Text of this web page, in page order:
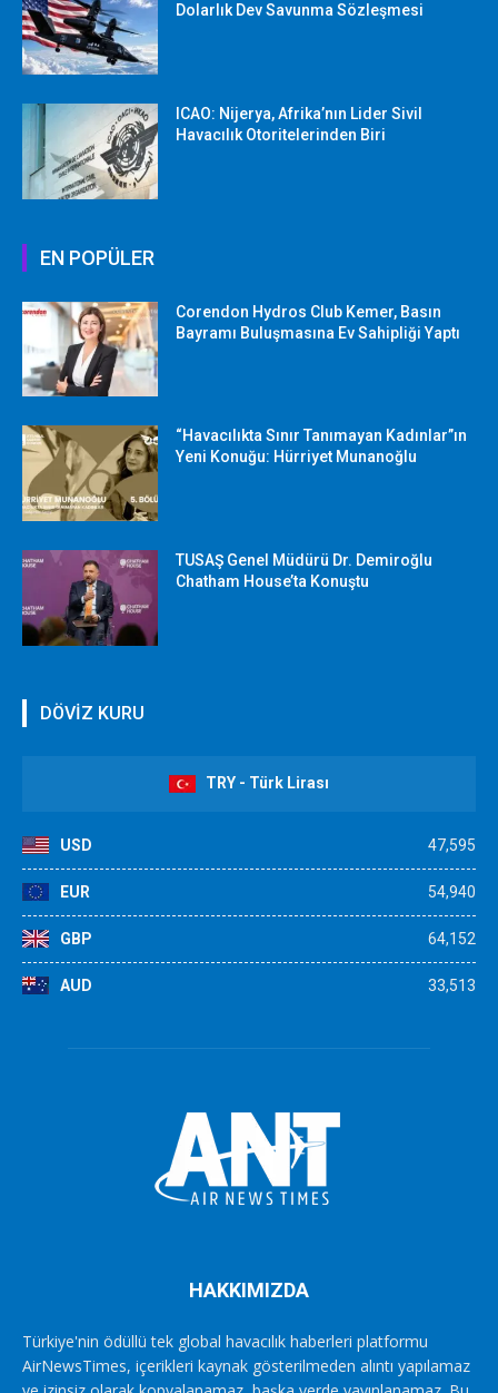
Dolarlık Dev Savunma Sözleşmesi
ICAO: Nijerya, Afrika’nın Lider Sivil
Havacılık Otoritelerinden Biri
EN POPÜLER
Corendon Hydros Club Kemer, Basın
Bayramı Buluşmasına Ev Sahipliği Yaptı
“Havacılıkta Sınır Tanımayan Kadınlar”ın
Yeni Konuğu: Hürriyet Munanoğlu
TUSAŞ Genel Müdürü Dr. Demiroğlu
Chatham House’ta Konuştu
DÖVİZ KURU
TRY - Türk Lirası
USD 47,595
EUR 54,940
GBP 64,152
AUD 33,513
HAKKIMIZDA
Türkiye'nin ödüllü tek global havacılık haberleri platformu
AirNewsTimes, içerikleri kaynak gösterilmeden alıntı yapılamaz